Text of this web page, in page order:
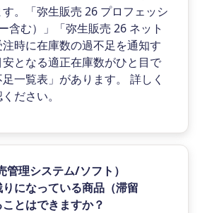
。「弥生販売 26 プロフェッシ
含む）」「弥生販売 26 ネット
時に在庫数の過不足を通知す
となる適正在庫数がひと目で
一覧表」があります。 詳しく
ださい。
管理システム/ソフト）
になっている商品（滞留
とはできますか？